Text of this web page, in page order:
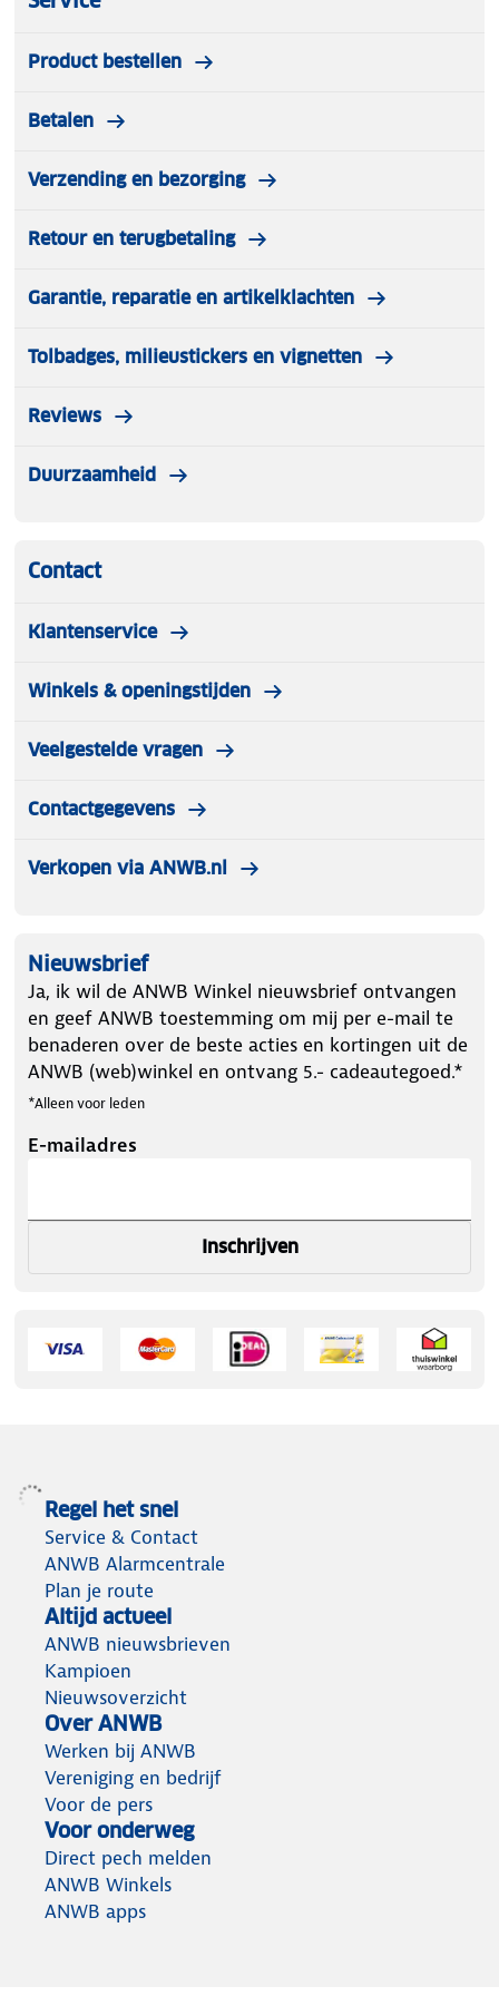
Spuitafstand: 2 meter
Bewaartemperatuur: tussen de 0°C en 50°C
Product bestellen
Betalen
Verzending en bezorging
Retour en terugbetaling
Garantie, reparatie en artikelklachten
Tolbadges, milieustickers en vignetten
Reviews
Duurzaamheid
Contact
Klantenservice
Winkels & openingstijden
Veelgestelde vragen
Contactgegevens
Verkopen via ANWB.nl
Nieuwsbrief
Ja, ik wil de ANWB Winkel nieuwsbrief ontvangen
en geef ANWB toestemming om mij per e-mail te
benaderen over de beste acties en kortingen uit de
ANWB (web)winkel en ontvang 5.- cadeautegoed.*
*Alleen voor leden
E-mailadres
Inschrijven
Regel het snel
Service & Contact
ANWB Alarmcentrale
Plan je route
Altijd actueel
ANWB nieuwsbrieven
Kampioen
Nieuwsoverzicht
Over ANWB
Werken bij ANWB
Vereniging en bedrijf
Voor de pers
Voor onderweg
Direct pech melden
ANWB Winkels
ANWB apps